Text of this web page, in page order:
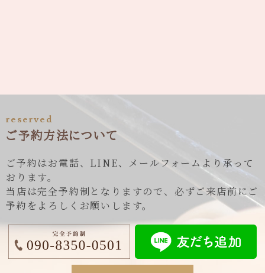
reserved
ご予約方法について
ご予約はお電話、LINE、メールフォームより承って
おります。
当店は完全予約制となりますので、必ずご来店前にご
予約をよろしくお願いします。